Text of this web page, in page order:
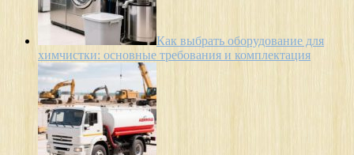
Как выбрать оборудование для
химчистки: основные требования и комплектация